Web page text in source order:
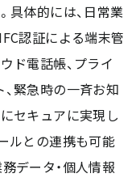
具体的には、日常業
認証による端末管
ド電話帳、プライ
緊急時の一斉お知
セキュアに実現し
ルとの連携も可能
データ・個人情報